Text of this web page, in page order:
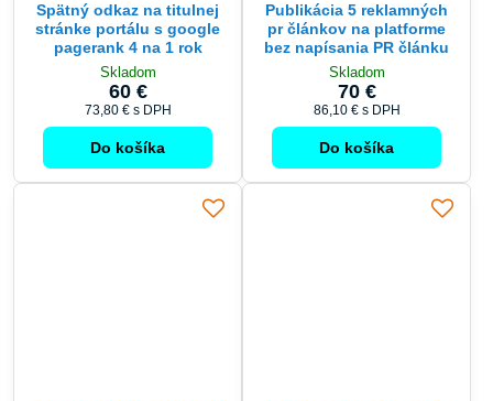
Spätný odkaz na titulnej
stránke portálu s google
pagerank 4 na 1 rok
Skladom
60 €
73,80 € s DPH
Do košíka
Publikácia 5 reklamných
pr článkov na platforme
bez napísania PR článku
Skladom
70 €
86,10 € s DPH
Do košíka